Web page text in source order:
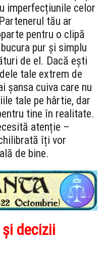
imperfecțiunile celor
tău ar
pentru o clipă
pur și simplu
de el. Dacă ești
tale extrem de
șansa cuiva care nu
tale pe hârtie, dar
tine în realitate.
atenție –
îți vor
de bine.
decizii